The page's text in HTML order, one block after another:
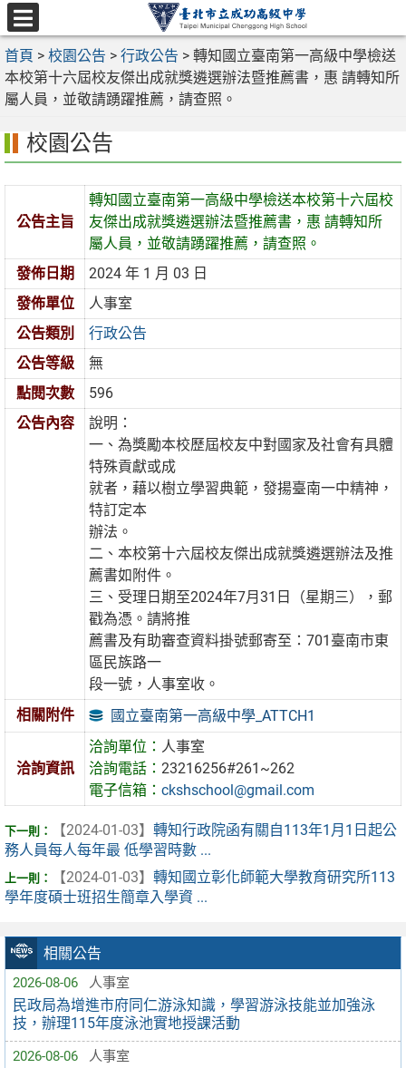
跳
至
主
要
內
選
單
首頁 > 校園公告 > 行政公告 > 轉知國立臺南第一高級中學檢送
本校第十六屆校友傑出成就獎遴選辦法暨推薦書，惠 請轉知所
屬人員，並敬請踴躍推薦，請查照。
相關公告
2026-08-06 人事室
民政局為增進市府同仁游泳知識，學習游泳技能並加強泳
技，辦理115年度泳池實地授課活動
2026-08-06 人事室
校園公告
公告主旨
轉知國立臺南第一高級中學檢送本校第十六屆校
友傑出成就獎遴選辦法暨推薦書，惠 請轉知所
屬人員，並敬請踴躍推薦，請查照。
發佈日期
2024 年 1 月 03 日
發佈單位
人事室
公告類別
行政公告
公告等級
無
點閱次數
596
公告內容
說明：
一、為獎勵本校歷屆校友中對國家及社會有具體
特殊貢獻或成
就者，藉以樹立學習典範，發揚臺南一中精神，
特訂定本
辦法。
二、本校第十六屆校友傑出成就獎遴選辦法及推
薦書如附件。
三、受理日期至2024年7月31日（星期三），郵
戳為憑。請將推
薦書及有助審查資料掛號郵寄至：701臺南市東
區民族路一
段一號，人事室收。
相關附件
國立臺南第一高級中學_ATTCH1
洽詢資訊
洽詢單位： 人事室
洽詢電話：23216256#261~262
電子信箱：ckshschool@gmail.com
【2024-01-03】 轉知行政院函有關自113年1月1日起公
務人員每人每年最 低學習時數 ...
【2024-01-03】 轉知國立彰化師範大學教育研究所113
學年度碩士班招生簡章入學資 ...